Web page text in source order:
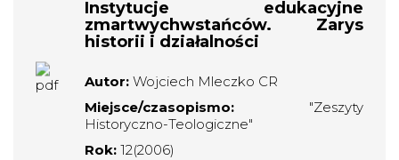
Instytucje edukacyjne
zmartwychwstańców. Zarys
historii i działalności
Autor: Wojciech Mleczko CR
Miejsce/czasopismo: "Zeszyty
Historyczno-Teologiczne"
Rok: 12(2006)